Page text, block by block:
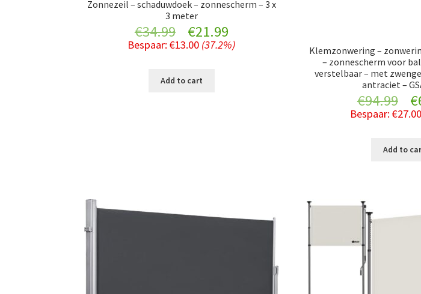
Zonnezeil – schaduwdoek – zonnescherm – 3 x
3 meter
€34.99
Original
price
was:
€21.99Current
price
Bespaar:€13.00 (37.2%)
Add to cart
Klemzonwering –
– zonnescherm voor
verstelbaar – met
antraciet –
€94.99 €
Bespaar:€27.00
Add to